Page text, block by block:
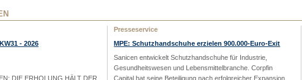
- 2026
DIE ERHOLUNG HÄLT DER
Presseservice
MPE: Schutzhandschuhe erzielen 900.000-Euro-Exit
Sanicen entwickelt Schutzhandschuhe für Industrie,
Gesundheitswesen und Lebensmittelbranche. Corpfin
Capital hat seine Beteiligung nach erfolgreicher Expansion